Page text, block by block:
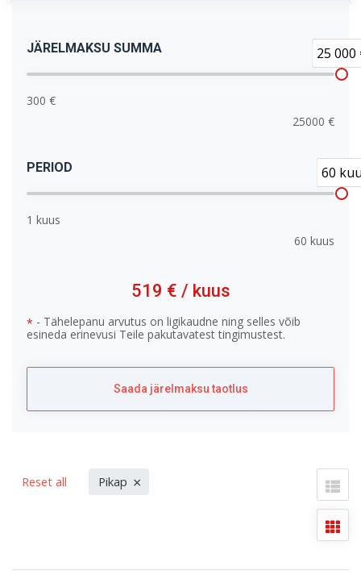
JÄRELMAKSU SUMMA 25 000
300 €
25000 €
PERIOD 60
1 kuus
60 kuus
519 € / kuus
* - Tähelepanu arvutus on ligikaudne ning selles võib
esineda erinevusi Teile pakutavatest tingimustest.
Saada järelmaksu taotlus
Reset all Pikap ×